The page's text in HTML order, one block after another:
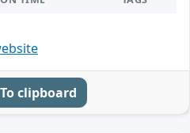
To clipboard